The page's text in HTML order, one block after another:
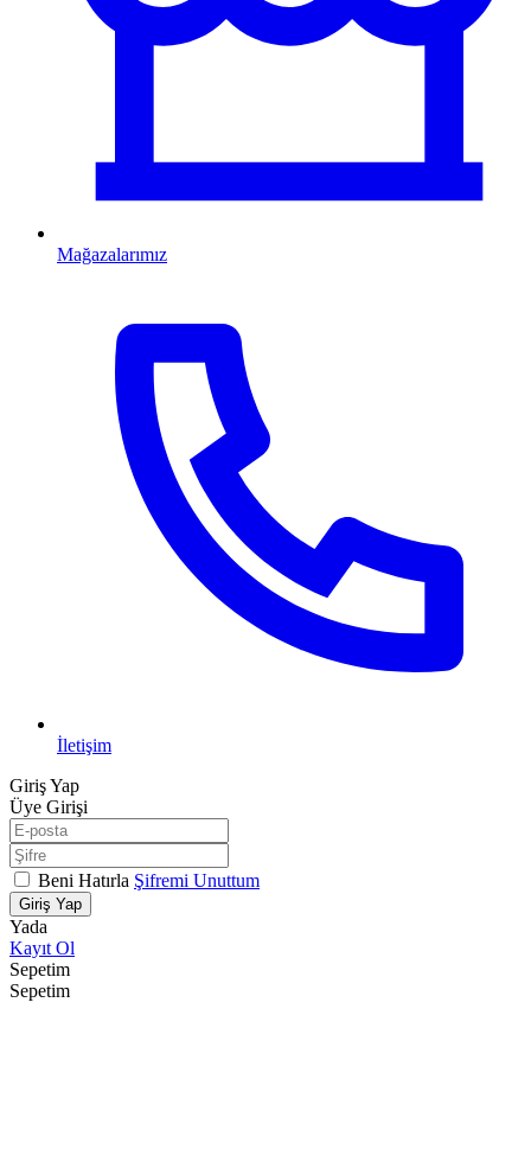
Mağazalarımız
İletişim
Giriş Yap
Üye Girişi
Beni Hatırla Şifremi Unuttum
Giriş Yap
Yada
Kayıt Ol
Sepetim
Sepetim